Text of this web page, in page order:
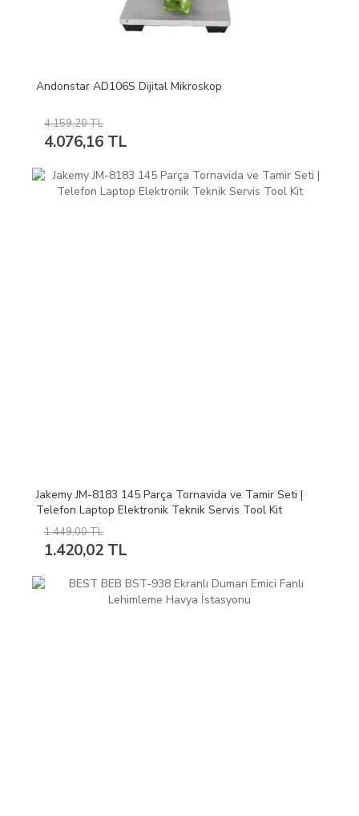
Andonstar AD106S Dijital Mikroskop
4.159,20 TL
4.076,16 TL
Jakemy JM-8183 145 Parça Tornavida ve Tamir Seti |
Telefon Laptop Elektronik Teknik Servis Tool Kit
1.449,00 TL
1.420,02 TL